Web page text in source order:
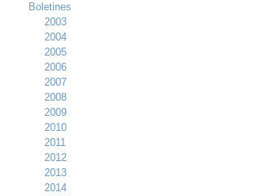
Boletines
2003
2004
2005
2006
2007
2008
2009
2010
2011
2012
2013
2014